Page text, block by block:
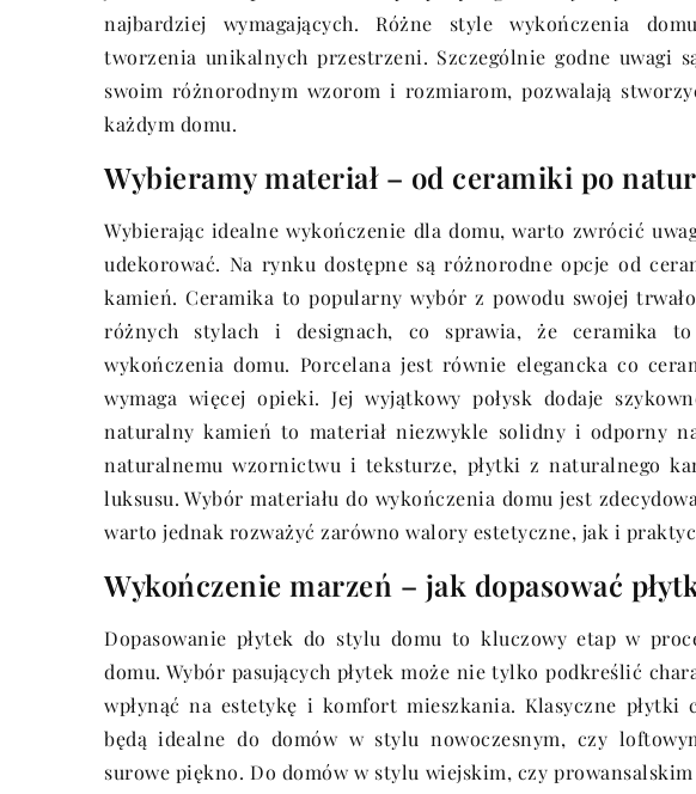
najbardziej wymagających. Różne style wykończenia
tworzenia unikalnych przestrzeni. Szczególnie godne uwagi
swoim różnorodnym wzorom i rozmiarom, pozwalają
każdym domu.
Wybieramy materiał – od ceramiki po
Wybierając idealne wykończenie dla domu, warto zwrócić
udekorować. Na rynku dostępne są różnorodne opcje od
kamień. Ceramika to popularny wybór z powodu swojej
różnych stylach i designach, co sprawia, że ceramika
wykończenia domu. Porcelana jest równie elegancka co
wymaga więcej opieki. Jej wyjątkowy połysk dodaje
naturalny kamień to materiał niezwykle solidny i odporny
naturalnemu wzornictwu i teksturze, płytki z naturalnego
luksusu. Wybór materiału do wykończenia domu jest
warto jednak rozważyć zarówno walory estetyczne, jak i
Wykończenie marzeń – jak dopasować
Dopasowanie płytek do stylu domu to kluczowy etap w
domu. Wybór pasujących płytek może nie tylko podkreślić
wpłynąć na estetykę i komfort mieszkania. Klasyczne płytki
będą idealne do domów w stylu nowoczesnym, czy
surowe piękno. Do domów w stylu wiejskim, czy